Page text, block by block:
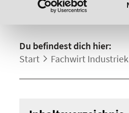
FACHWIRT
Du befindest dich hier:
Start
Fachwirt